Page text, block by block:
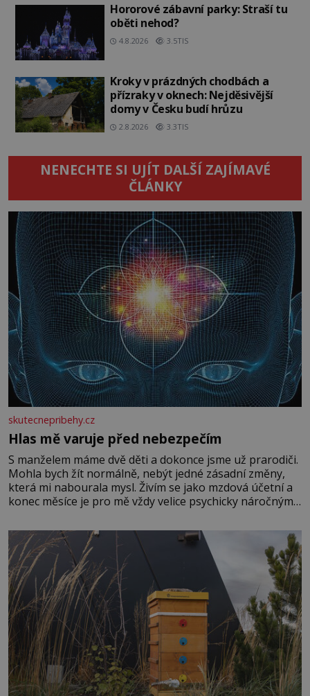
Hororové zábavní parky: Straší tu
oběti nehod?
4.8.2026 3.5TIS
Kroky v prázdných chodbách a
přízraky v oknech: Nejděsivější
domy v Česku budí hrůzu
2.8.2026 3.3TIS
NENECHTE SI UJÍT DALŠÍ ZAJÍMAVÉ
ČLÁNKY
skutecnepribehy.cz
Hlas mě varuje před nebezpečím
S manželem máme dvě děti a dokonce jsme už prarodiči.
Mohla bych žít normálně, nebýt jedné zásadní změny,
která mi nabourala mysl. Živím se jako mzdová účetní a
konec měsíce je pro mě vždy velice psychicky náročným
dál častěji volá o pomoc, co se hlídání týče. Dalo by se